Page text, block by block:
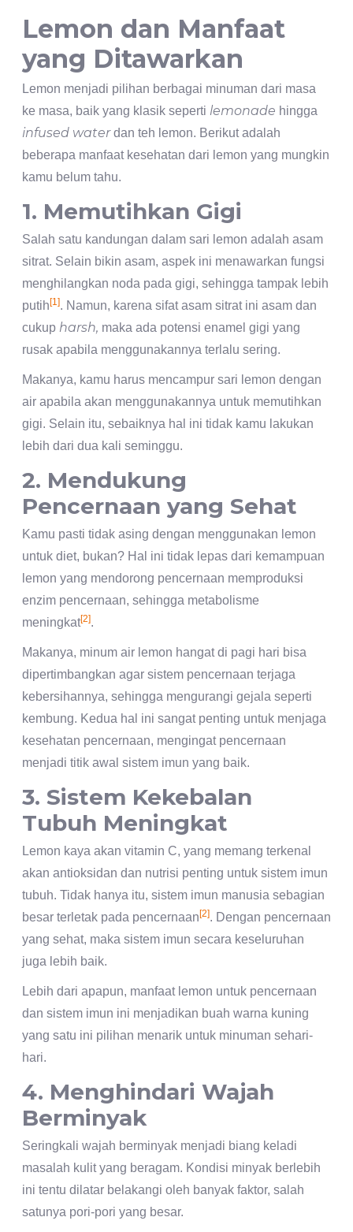
Lemon dan Manfaat
yang Ditawarkan
Lemon menjadi pilihan berbagai minuman dari masa
ke masa, baik yang klasik seperti lemonade hingga
infused waterdan teh lemon. Berikut adalah
beberapa manfaat kesehatan dari lemon yang mungkin
kamu belum tahu.
1. Memutihkan Gigi
Salah satu kandungan dalam sari lemon adalah asam
sitrat. Selain bikin asam, aspek ini menawarkan fungsi
menghilangkan noda pada gigi, sehingga tampak lebih
putih[1]. Namun, karena sifat asam sitrat ini asam dan
cukup harsh, maka ada potensi enamel gigi yang
rusak apabila menggunakannya terlalu sering.
Makanya, kamu harus mencampur sari lemon dengan
air apabila akan menggunakannya untuk memutihkan
gigi. Selain itu, sebaiknya hal ini tidak kamu lakukan
lebih dari dua kali seminggu.
2. Mendukung
Pencernaan yang Sehat
Kamu pasti tidak asing dengan menggunakan lemon
untuk diet, bukan? Hal ini tidak lepas dari kemampuan
lemon yang mendorong pencernaan memproduksi
enzim pencernaan, sehingga metabolisme
meningkat[2].
Makanya, minum air lemon hangat di pagi hari bisa
dipertimbangkan agar sistem pencernaan terjaga
kebersihannya, sehingga mengurangi gejala seperti
kembung. Kedua hal ini sangat penting untuk menjaga
kesehatan pencernaan, mengingat pencernaan
menjadi titik awal sistem imun yang baik.
3. Sistem Kekebalan
Tubuh Meningkat
Lemon kaya akan vitamin C, yang memang terkenal
akan antioksidan dan nutrisi penting untuk sistem imun
tubuh. Tidak hanya itu, sistem imun manusia sebagian
besar terletak pada pencernaan[2]. Dengan pencernaan
yang sehat, maka sistem imun secara keseluruhan
juga lebih baik.
Lebih dari apapun, manfaat lemon untuk pencernaan
dan sistem imun ini menjadikan buah warna kuning
yang satu ini pilihan menarik untuk minuman sehari-
hari.
4. Menghindari Wajah
Berminyak
Seringkali wajah berminyak menjadi biang keladi
masalah kulit yang beragam. Kondisi minyak berlebih
ini tentu dilatar belakangi oleh banyak faktor, salah
satunya pori-pori yang besar.